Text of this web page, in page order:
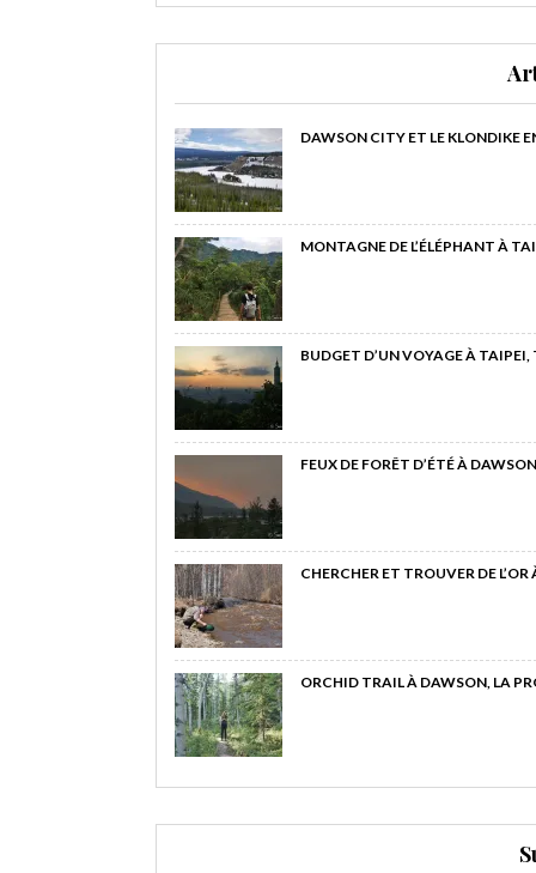
DAWSON CITY ET LE KLONDIKE
MONTAGNE DE L’ÉLÉPHANT À
BUDGET D’UN VOYAGE À
FEUX DE FORÊT D’ÉTÉ À
CHERCHER ET TROUVER DE
ORCHID TRAIL À DAWSON, LA